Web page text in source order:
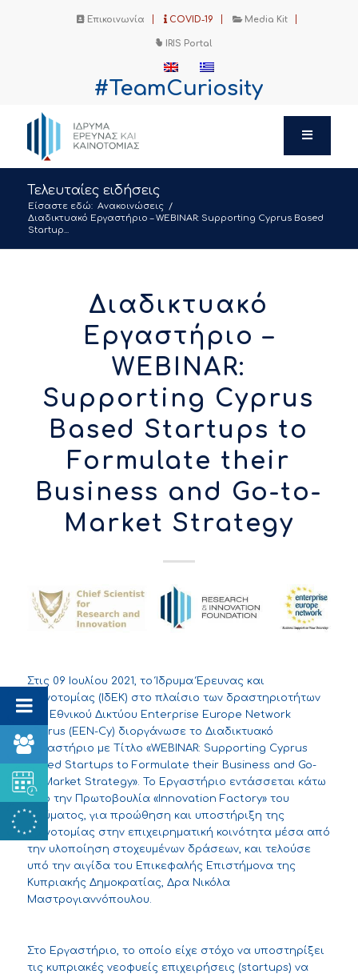
Επικοινωνία COVID-19 Media Kit
IRIS Portal
#TeamCuriosity
Τελευταίες ειδήσεις
Είσαστε εδώ: Ανακοινώσεις /
Διαδικτυακό Εργαστήριο – WEBINAR: Supporting Cyprus Based
Startup...
Διαδικτυακό
Εργαστήριο –
WEBINAR:
Supporting Cyprus
Based Startups to
Formulate their
Business and Go-to-
Market Strategy
Στις 09 Ιουλίου 2021, το Ίδρυμα Έρευνας και
Καινοτομίας (ΙδΕΚ) στο πλαίσιο των δραστηριοτήτων
του Εθνικού Δικτύου Enterprise Europe Network
Cyprus (ΕΕΝ-Cy) διοργάνωσε το Διαδικτυακό
Εργαστήριο με Τίτλο «WEBINAR: Supporting Cyprus
Based Startups to Formulate their Business and Go-
to-Market Strategy». Το Εργαστήριο εντάσσεται κάτω
από την Πρωτοβουλία «Innovation Factory» του
Ιδρύματος, για προώθηση και υποστήριξη της
καινοτομίας στην επιχειρηματική κοινότητα μέσα από
την υλοποίηση στοχευμένων δράσεων, και τελούσε
υπό την αιγίδα του Επικεφαλής Επιστήμονα της
Κυπριακής Δημοκρατίας, Δρα Νικόλα
Μαστρογιαννόπουλου.
Στο Εργαστήριο, το οποίο είχε στόχο να υποστηρίξει
τις κυπριακές νεοφυείς επιχειρήσεις (startups) να